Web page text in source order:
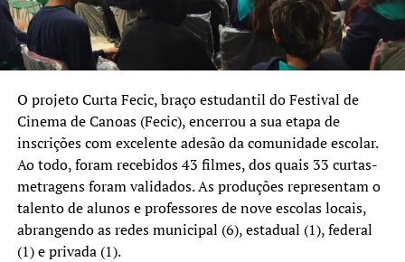
O projeto Curta Fecic, braço estudantil do Festival de
Cinema de Canoas (Fecic), encerrou a sua etapa de
inscrições com excelente adesão da comunidade escolar.
Ao todo, foram recebidos 43 filmes, dos quais 33 curtas-
metragens foram validados. As produções representam o
talento de alunos e professores de nove escolas locais,
abrangendo as redes municipal (6), estadual (1), federal
(1) e privada (1).